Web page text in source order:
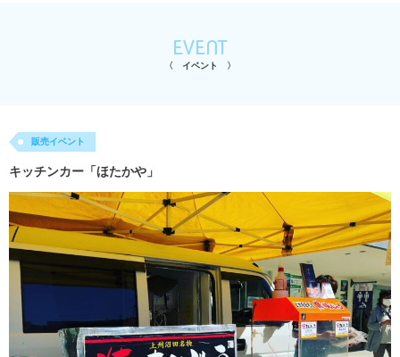
EVENT
イベント
販売イベント
キッチンカー「ほたかや」